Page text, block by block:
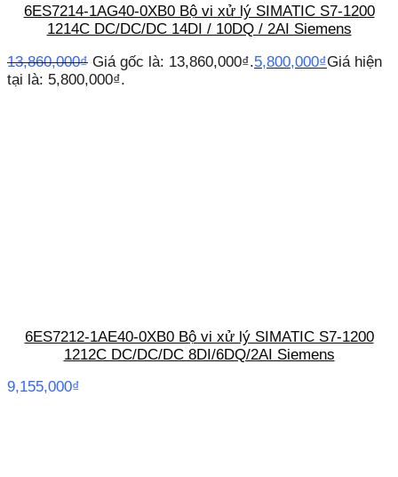
6ES7214-1AG40-0XB0 Bộ vi xử lý SIMATIC S7-1200
1214C DC/DC/DC 14DI / 10DQ / 2AI Siemens
13,860,000₫ Giá gốc là: 13,860,000₫.5,800,000₫Giá hiện
tại là: 5,800,000₫.
6ES7212-1AE40-0XB0 Bộ vi xử lý SIMATIC S7-1200
1212C DC/DC/DC 8DI/6DQ/2AI Siemens
9,155,000₫